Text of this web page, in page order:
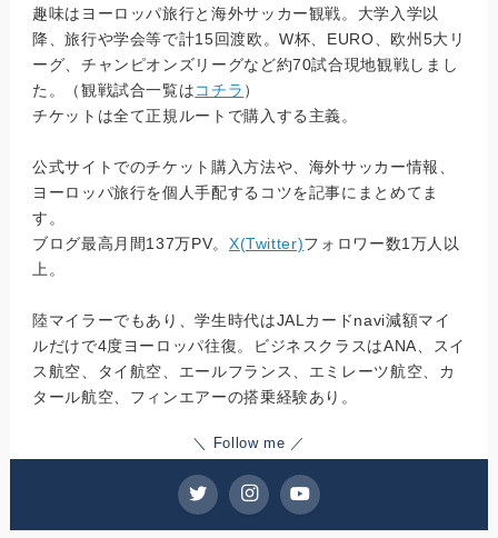
趣味はヨーロッパ旅行と海外サッカー観戦。大学入学以
降、旅行や学会等で計15回渡欧。W杯、EURO、欧州5大リ
ーグ、チャンピオンズリーグなど約70試合現地観戦しまし
た。（観戦試合一覧はコチラ ）
チケットは全て正規ルートで購入する主義。
公式サイトでのチケット購入方法や、海外サッカー情報、
ヨーロッパ旅行を個人手配するコツを記事にまとめてま
す。
ブログ最高月間137万PV。 X(Twitter)フォロワー数1万人以
上。
陸マイラーでもあり、学生時代はJALカードnavi減額マイ
ルだけで4度ヨーロッパ往復。ビジネスクラスはANA、スイ
ス航空、タイ航空、エールフランス、エミレーツ航空、カ
タール航空、フィンエアーの搭乗経験あり。
＼ Follow me ／